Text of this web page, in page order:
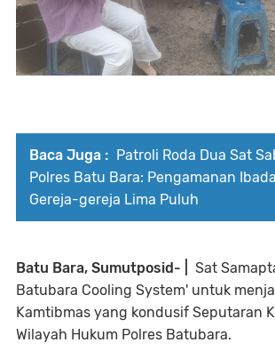
Baca Juga : Patroli Roda Dua Sat
Polres Batu Bara: Pengamanan
Gereja-gereja Lima Puluh
Batu Bara, Sumutposid- |
Sat
Batubara Cooling System' untuk
Kamtibmas yang kondusif Seputaran
Wilayah Hukum Polres Batubara.